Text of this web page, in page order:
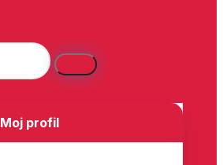
Moj profil